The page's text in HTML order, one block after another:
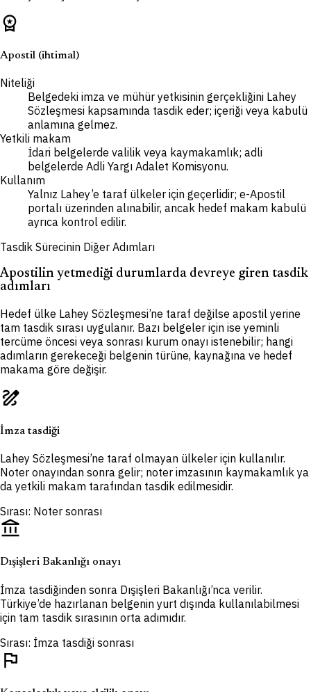
workspace_premium
Apostil (ihtimal)
Niteliği
Belgedeki imza ve mühür yetkisinin gerçekliğini Lahey
Sözleşmesi kapsamında tasdik eder; içeriği veya kabulü
anlamına gelmez.
Yetkili makam
İdari belgelerde valilik veya kaymakamlık; adli
belgelerde Adli Yargı Adalet Komisyonu.
Kullanım
Yalnız Lahey’e taraf ülkeler için geçerlidir; e-Apostil
portalı üzerinden alınabilir, ancak hedef makam kabulü
ayrıca kontrol edilir.
Tasdik Sürecinin Diğer Adımları
Apostilin yetmediği durumlarda devreye giren tasdik
adımları
Hedef ülke Lahey Sözleşmesi’ne taraf değilse apostil yerine
tam tasdik sırası uygulanır. Bazı belgeler için ise yeminli
tercüme öncesi veya sonrası kurum onayı istenebilir; hangi
adımların gerekeceği belgenin türüne, kaynağına ve hedef
makama göre değişir.
draw
İmza tasdiği
Lahey Sözleşmesi’ne taraf olmayan ülkeler için kullanılır.
Noter onayından sonra gelir; noter imzasının kaymakamlık ya
da yetkili makam tarafından tasdik edilmesidir.
Sırası: Noter sonrası
account_balance
Dışişleri Bakanlığı onayı
İmza tasdiğinden sonra Dışişleri Bakanlığı’nca verilir.
Türkiye’de hazırlanan belgenin yurt dışında kullanılabilmesi
için tam tasdik sırasının orta adımıdır.
Sırası: İmza tasdiği sonrası
flag